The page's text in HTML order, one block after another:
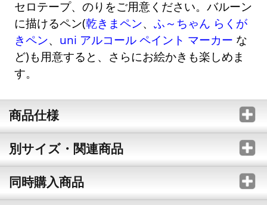
セロテープ、のりをご用意ください。バルーン
に描けるペン(乾きまペン、ふ～ちゃん らくが
きペン、 uni アルコール ペイント マーカー な
ど)も用意すると、さらにお絵かきも楽しめま
す。
商品仕様
別サイズ・関連商品
同時購入商品